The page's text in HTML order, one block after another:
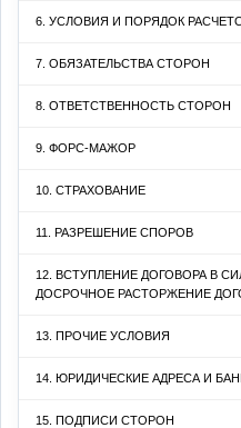
6. УСЛОВИЯ И ПОРЯДОК
7. ОБЯЗАТЕЛЬСТВА СТОРОН
8. ОТВЕТСТВЕННОСТЬ СТОРОН
9. ФОРС-МАЖОР
10. СТРАХОВАНИЕ
11. РАЗРЕШЕНИЕ СПОРОВ
12. ВСТУПЛЕНИЕ ДОГОВОРА В
ДОСРОЧНОЕ РАСТОРЖЕНИЕ
13. ПРОЧИЕ УСЛОВИЯ
14. ЮРИДИЧЕСКИЕ АДРЕСА И
15. ПОДПИСИ СТОРОН